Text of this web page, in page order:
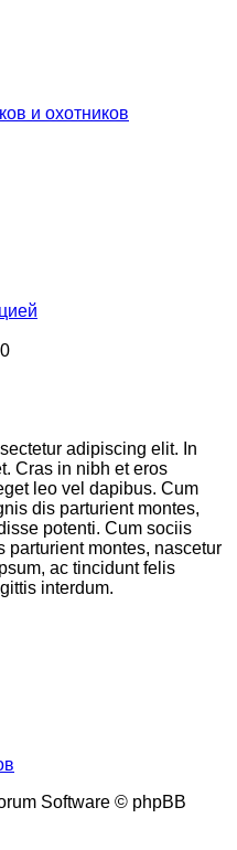
и охотников
adipiscing elit. In
Cras in nibh et eros
leo vel dapibus. Cum
dis parturient montes,
potenti. Cum sociis
parturient montes, nascetur
ac tincidunt felis
interdum.
Software © phpBB